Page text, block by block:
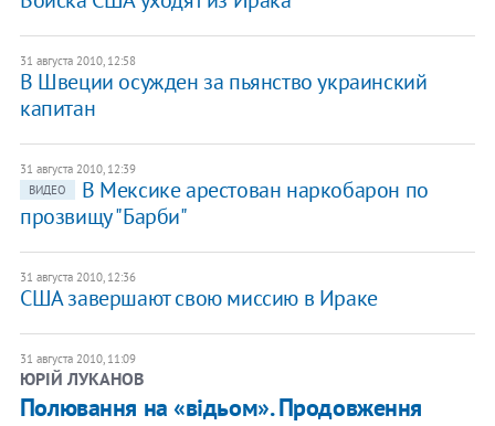
31 августа 2010, 12:58
В Швеции осужден за пьянство украинский
капитан
31 августа 2010, 12:39
ВИДЕО
В Мексике арестован наркобарон по
прозвищу "Барби"
31 августа 2010, 12:36
США завершают свою миссию в Ираке
31 августа 2010, 11:09
ЮРІЙ ЛУКАНОВ
Полювання на «відьом». Продовження